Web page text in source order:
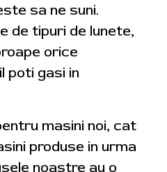
sa ne suni.
de tipuri de lunete,
orice
poti gasi in
masini noi, cat
produse in urma
noastre au o